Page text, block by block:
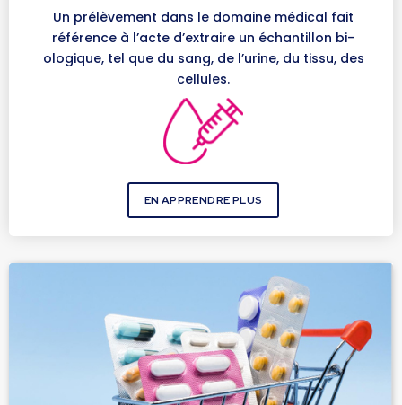
Un prélèvement dans le domaine médical fait
référence à l’acte d’extraire un échantillon bi-
ologique, tel que du sang, de l’urine, du tissu, des
cellules.
EN APPRENDRE PLUS